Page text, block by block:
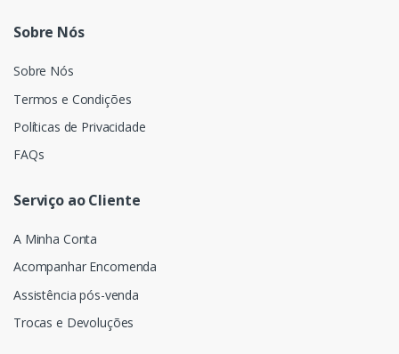
Sobre Nós
Sobre Nós
Termos e Condições
Políticas de Privacidade
FAQs
Serviço ao Cliente
A Minha Conta
Acompanhar Encomenda
Assistência pós-venda
Trocas e Devoluções